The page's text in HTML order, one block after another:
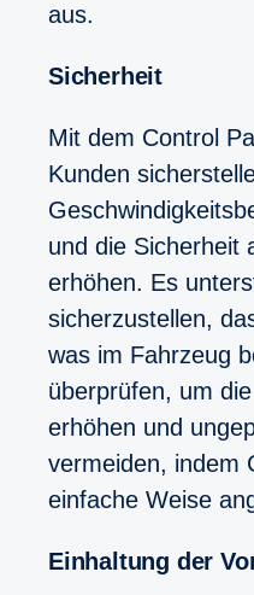
aus.
Sicherheit
Mit dem Control
Kunden
und die Sicherheit
erhöhen. Es
sicherzustellen,
was im Fahrzeug
überprüfen, um
erhöhen und
vermeiden, indem
einfache Weise
Einhaltung der